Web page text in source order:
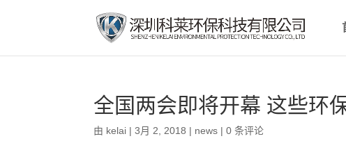
全国两会即将开幕 这些环
由 kelai |3月 2, 2018 | news |0 条评论